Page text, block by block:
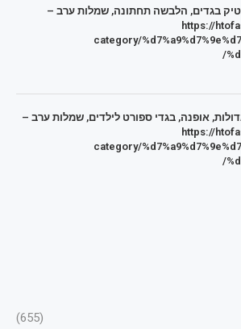
בגדים, הלבשה תחתונה, שמלות ערב –
https://
category/
אופנה, בגדי ספורט לילדים, שמלות ערב –
https://
category/
(655)